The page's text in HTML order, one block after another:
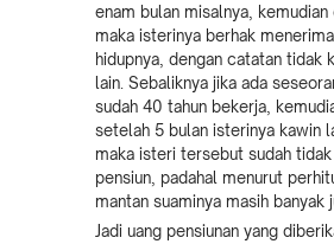
enam bulan misalnya, kemudian
maka isterinya berhak
hidupnya, dengan catatan tidak
lain. Sebaliknya jika ada
sudah 40 tahun bekerja,
setelah 5 bulan isterinya kawin
maka isteri tersebut sudah
pensiun, padahal menurut
mantan suaminya masih banyak
Jadi uang pensiunan yang